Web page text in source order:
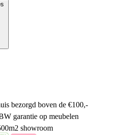
bezorgd boven de €100,-
garantieop meubelen
showroom